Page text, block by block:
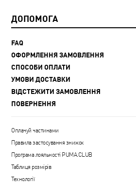
ДОПОМОГА
FAQ
ОФОРМЛЕННЯ ЗАМОВЛЕННЯ
СПОСОБИ ОПЛАТИ
УМОВИ ДОСТАВКИ
ВІДСТЕЖИТИ ЗАМОВЛЕННЯ
ПОВЕРНЕННЯ
Оплачуй частинами
Правила застосування знижок
Програма лояльності PUMA.CLUB
Таблиця розмірів
Технології